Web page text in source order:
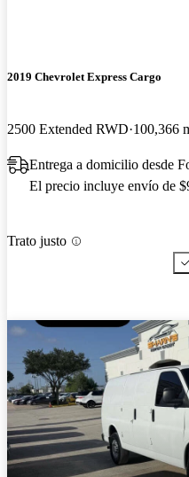
2019 Chevrolet Express Cargo
2500 Extended RWD 100,366
Entrega a domicilio desde
El precio incluye envío de
Trato justo